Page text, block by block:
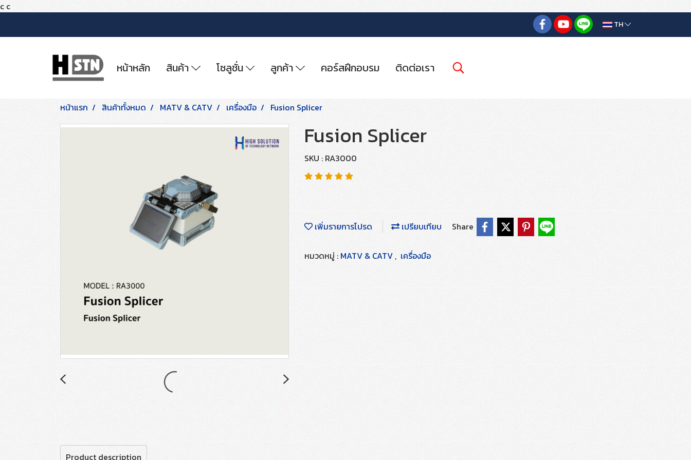
c c
TH
หน้าหลัก สินค้า โซลูชั่น ลูกค้า คอร์สฝึกอบรม ติดต่อเรา
หน้าแรก สินค้าทั้งหมด MATV & CATV เครื่องมือ Fusion Splicer
Fusion Splicer
SKU : RA3000
เพิ่มรายการโปรด เปรียบเทียบ Share
หมวดหมู่ : MATV & CATV , เครื่องมือ
Product description